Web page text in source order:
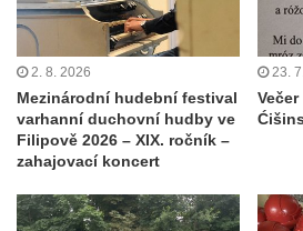
2. 8. 2026
Mezinárodní hudební festival
varhanní duchovní hudby ve
Filipově 2026 – XIX. ročník –
zahajovací koncert
23.